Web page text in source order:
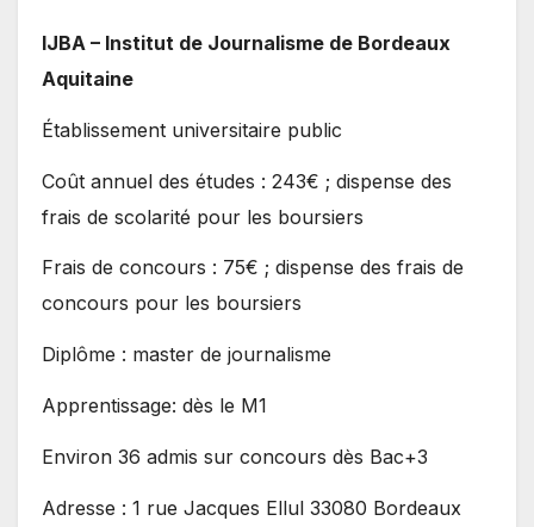
IJBA – Institut de Journalisme de Bordeaux
Aquitaine
Établissement universitaire public
Coût annuel des études : 243€ ; dispense des
frais de scolarité pour les boursiers
Frais de concours : 75€ ; dispense des frais de
concours pour les boursiers
Diplôme : master de journalisme
Apprentissage: dès le M1
Environ 36 admis sur concours dès Bac+3
Adresse : 1 rue Jacques Ellul 33080 Bordeaux